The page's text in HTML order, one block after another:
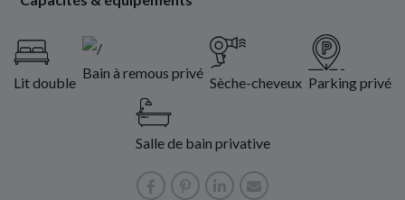
Lit double
Bain à remous privé
Sèche-cheveux Parking privé
Salle de bain privative